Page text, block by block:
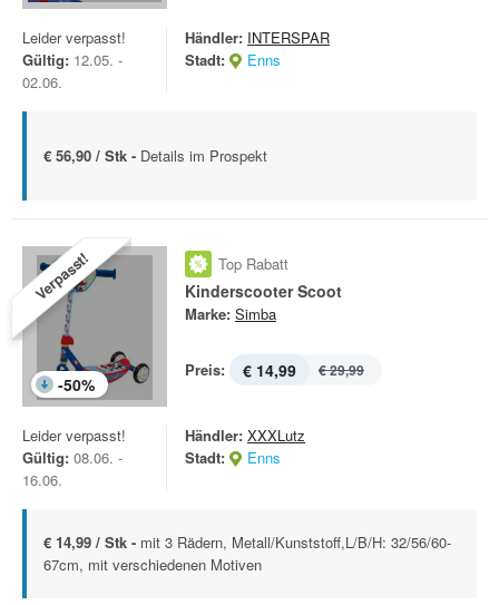
Leider verpasst!
Gültig: 12.05. -
02.06.
Händler: INTERSPAR
Stadt:
Enns
€ 56,90 / Stk - Details im Prospekt
Verpasst!
-50%
Top Rabatt
Kinderscooter Scoot
Marke: Simba
Preis: € 14,99 € 29,99
Leider verpasst!
Gültig: 08.06. -
16.06.
Händler: XXXLutz
Stadt:
Enns
€ 14,99 / Stk - mit 3 Rädern, Metall/Kunststoff,L/B/H: 32/56/60-
67cm, mit verschiedenen Motiven